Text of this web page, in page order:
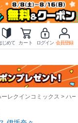
じめて カート ログイン 会員登録
ーレクインコミックス ハ